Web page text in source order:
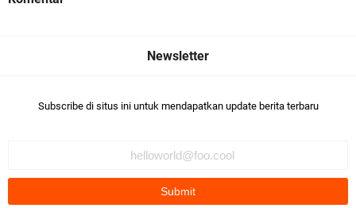
Subscribe di situs ini untuk mendapatkan update berita terbaru